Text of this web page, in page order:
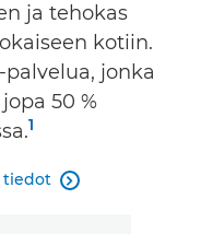
ja tehokas
kotiin.
jonka
50 %
1
tiedot 